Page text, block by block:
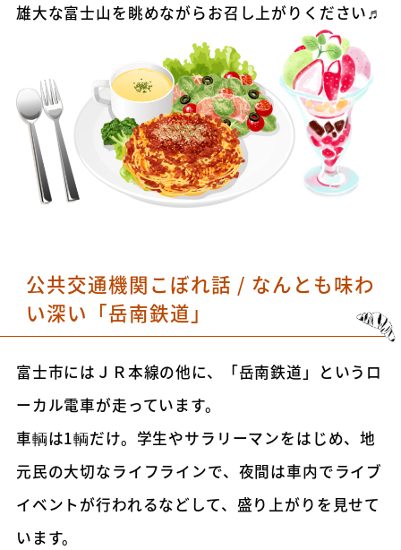
雄大な富士山を眺めながらお召し上がりください♬
公共交通機関こぼれ話 / なんとも味わ
い深い「岳南鉄道」
富士市にはＪＲ本線の他に、「岳南鉄道」というロ
ーカル電車が走っています。
車輌は1輌だけ。学生やサラリーマンをはじめ、地
元民の大切なライフラインで、夜間は車内でライブ
イベントが行われるなどして、盛り上がりを見せて
います。